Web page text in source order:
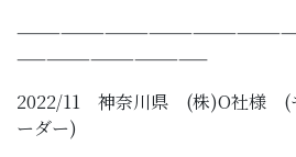
—————————————
2022/11 神奈川県 (株)O社様 (
ーダー)